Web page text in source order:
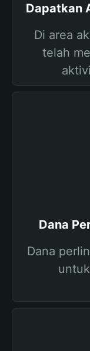
Dapatkan
Di area
telah
Dana
Dana